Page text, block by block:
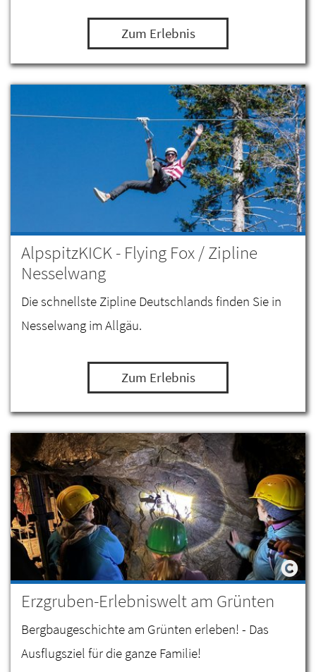
Zum Erlebnis
AlpspitzKICK - Flying Fox / Zipline
Nesselwang
Die schnellste Zipline Deutschlands finden Sie in
Nesselwang im Allgäu.
Zum Erlebnis
Erzgruben-Erlebniswelt am Grünten
Bergbaugeschichte am Grünten erleben! - Das
Ausflugsziel für die ganze Familie!